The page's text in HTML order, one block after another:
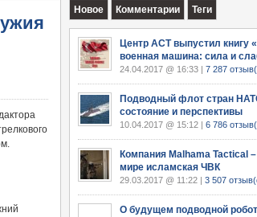
Новое Комментарии Теги
Центр АСТ выпустил книгу
военная машина: сила и
24.04.2017 @ 16:33 | 7 287
Подводный флот стран
состояние и перспективы
10.04.2017 @ 15:12 | 6 786
Компания Malhama Tactical
мире исламская ЧВК
29.03.2017 @ 11:22 | 3 507
О будущем подводной